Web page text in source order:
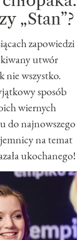
„Stan”?
zapowiedzi
utwór
nie wszystko.
sposób
wiernych
do najnowszego
na temat
ukochanego!